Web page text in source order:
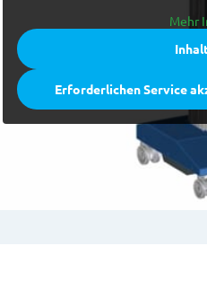
Mehr
Erforderlichen Service